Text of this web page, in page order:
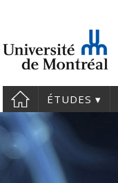
ÉTUDES